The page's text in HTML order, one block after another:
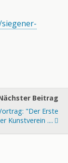
Beitrag
"Der Erste
Kunstverein ....